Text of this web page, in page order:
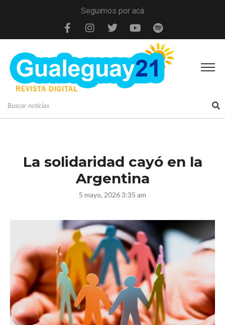
Seguimos por acá
La solidaridad cayó en la
Argentina
5 mayo, 2026 3:35 am